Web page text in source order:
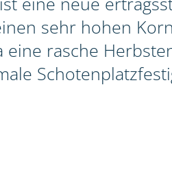
sehr hohen
eine rasche